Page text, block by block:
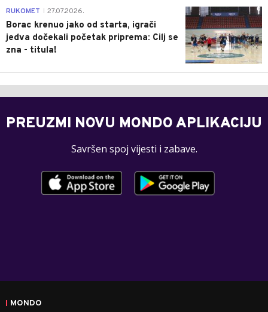
0
RUKOMET 27.07.2026.
Borac krenuo jako od starta, igrači
jedva dočekali početak priprema: Cilj se
zna - titula!
PREUZMI NOVU MONDO APLIKACIJU
Savršen spoj vijesti i zabave.
MONDO